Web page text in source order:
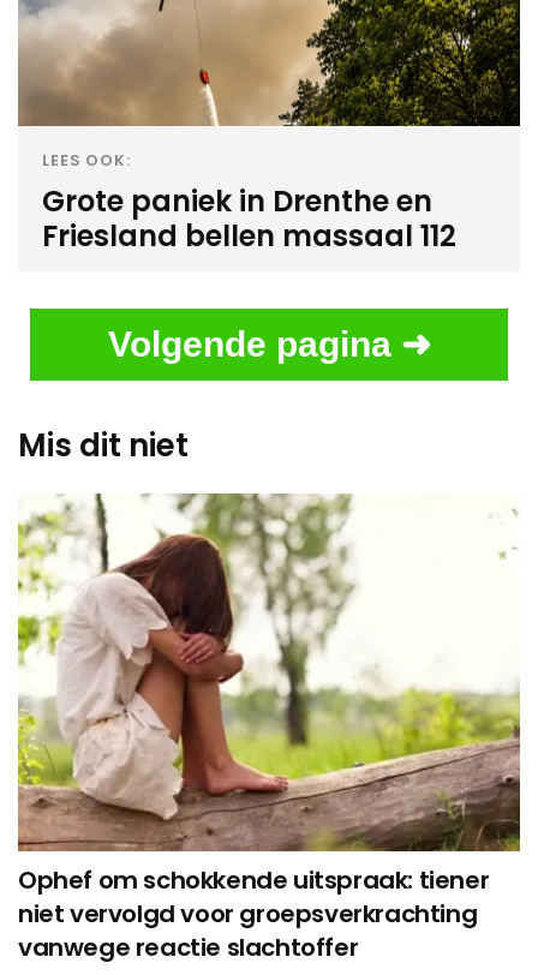
LEES OOK:
Grote paniek in Drenthe en
Friesland bellen massaal 112
Volgende pagina ➜
Mis dit niet
Ophef om schokkende uitspraak: tiener
niet vervolgd voor groepsverkrachting
vanwege reactie slachtoffer